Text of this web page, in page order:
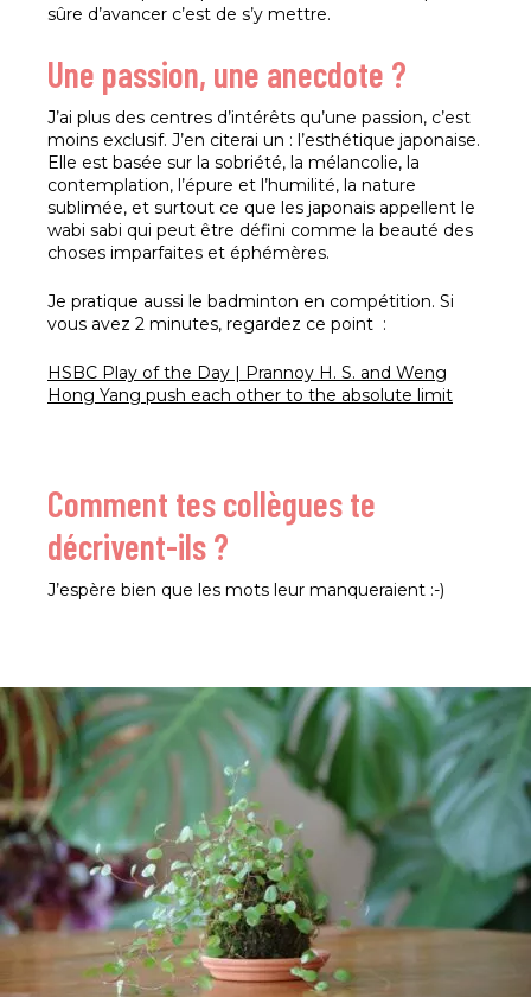
sûre d’avancer c’est de s’y mettre.
Une passion, une anecdote ?
J’ai plus des centres d’intérêts qu’une passion, c’est
moins exclusif. J’en citerai un : l’esthétique japonaise.
Elle est basée sur la sobriété, la mélancolie, la
contemplation, l’épure et l’humilité, la nature
sublimée, et surtout ce que les japonais appellent le
wabi sabi qui peut être défini comme la beauté des
choses imparfaites et éphémères.
Je pratique aussi le badminton en compétition. Si
vous avez 2 minutes, regardez ce point :
HSBC Play of the Day | Prannoy H. S. and Weng
Hong Yang push each other to the absolute limit
Comment tes collègues te
décrivent-ils ?
J’espère bien que les mots leur manqueraient :-)